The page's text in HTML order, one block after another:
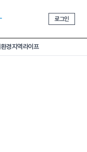
로그인
환경지역라이프